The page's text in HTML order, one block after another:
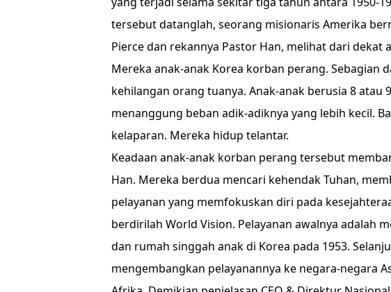
tersebut datanglah, seorang misionaris Amerika
Pierce dan rekannya Pastor Han, melihat dari dekat
Mereka anak-anak Korea korban perang. Sebagian
kehilangan orang tuanya. Anak-anak berusia 8 atau
menanggung beban adik-adiknya yang lebih kecil.
kelaparan. Mereka hidup telantar.
Keadaan anak-anak korban perang tersebut
Han. Mereka berdua mencari kehendak Tuhan,
pelayanan yang memfokuskan diri pada
berdirilah World Vision. Pelayanan awalnya adalah
dan rumah singgah anak di Korea pada 1953.
mengembangkan pelayanannya ke negara-negara